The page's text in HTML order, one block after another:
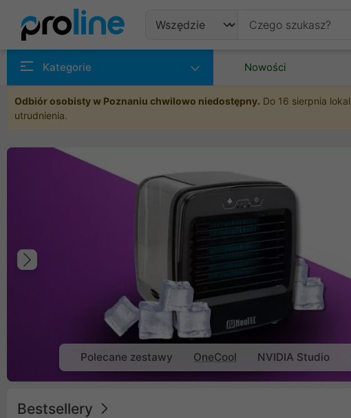
Kategorie Nowości
Odbiór osobisty w Poznaniu chwilowo niedostępny. Do 16 sierpnia
utrudnienia.
Poprzedni
Polecane zestawy OneCool NVIDIA Studio
Bestsellery